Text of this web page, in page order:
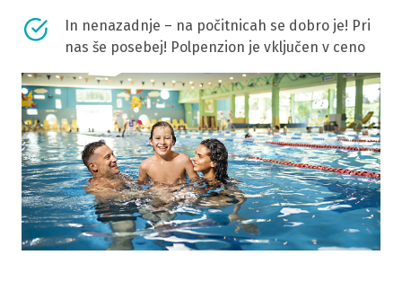
In nenazadnje – na počitnicah se dobro je! Pri
nas še posebej! Polpenzion je vključen v ceno